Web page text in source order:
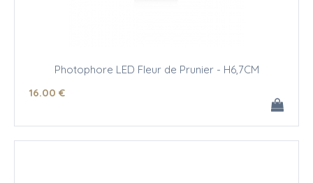
Photophore LED Fleur de Prunier - H6,7CM
16.00 €